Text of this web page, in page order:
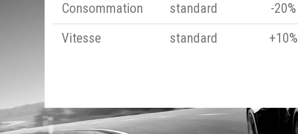
Consommation
standard
-20%
Vitesse
standard +10%